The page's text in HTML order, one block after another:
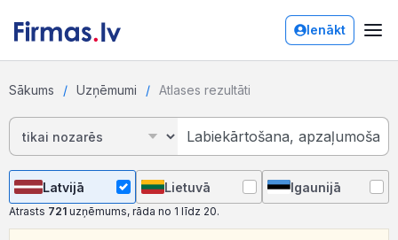
Ienākt
Sākums Uzņēmumi Atlases rezultāti
Latvijā Lietuvā Igaunijā
Atrasts 721 uzņēmums, rāda no 1 līdz 20.